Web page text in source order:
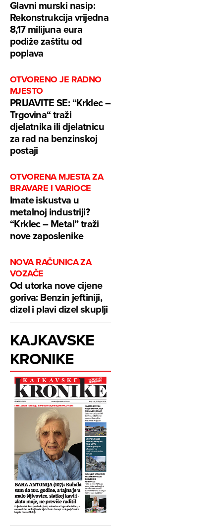
Glavni murski nasip:
Rekonstrukcija vrijedna
8,17 milijuna eura
podiže zaštitu od
poplava
OTVORENO JE RADNO
MJESTO
PRIJAVITE SE: “Krklec –
Trgovina“ traži
djelatnika ili djelatnicu
za rad na benzinskoj
postaji
OTVORENA MJESTA ZA
BRAVARE I VARIOCE
Imate iskustva u
metalnoj industriji?
“Krklec – Metal” traži
nove zaposlenike
NOVA RAČUNICA ZA
VOZAČE
Od utorka nove cijene
goriva: Benzin jeftiniji,
dizel i plavi dizel skuplji
KAJKAVSKE
KRONIKE